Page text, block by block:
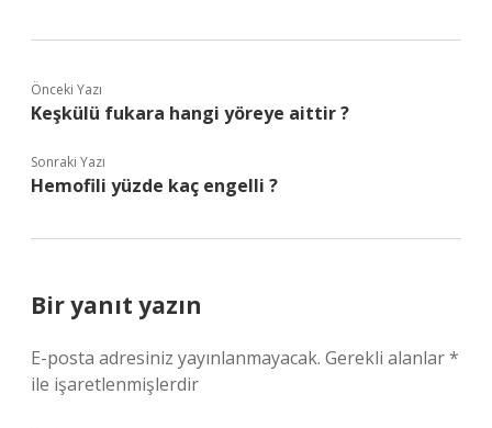
Önceki Yazı
Keşkülü fukara hangi yöreye aittir ?
Sonraki Yazı
Hemofili yüzde kaç engelli ?
Bir yanıt yazın
E-posta adresiniz yayınlanmayacak. Gerekli alanlar*
ile işaretlenmişlerdir